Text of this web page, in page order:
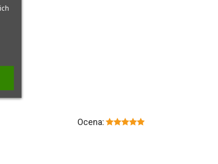
Ocena: